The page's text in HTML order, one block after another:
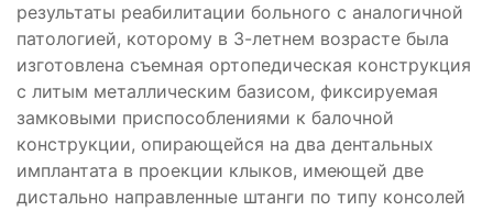
результаты реабилитации больного с аналогичной
патологией, которому в 3-летнем возрасте была
изготовлена съемная ортопедическая конструкция
с литым металлическим базисом, фиксируемая
замковыми приспособлениями к балочной
конструкции, опирающейся на два дентальных
имплантата в проекции клыков, имеющей две
дистально направленные штанги по типу консолей